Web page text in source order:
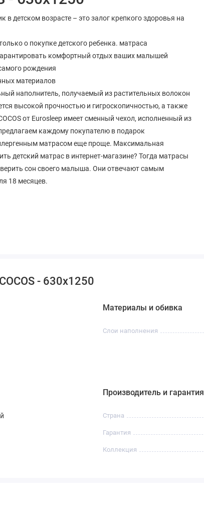
детском возрасте – это залог крепкого здоровья на
о покупке детского ребенка. матраса
комфортный отдых ваших малышей
рождения
материалов
наполнитель, получаемый из растительных волокон
высокой прочностью и гигроскопичностью, а также
от Eurosleep имеет сменный чехол, исполненный из
каждому покупателю в подарок
матрасом еще проще. Максимальная
детский матрас в интернет-магазине? Тогда матрасы
сон своего малыша. Они отвечают самым
18 месяцев.
и комфорт. Все модели сертифицированы и имеют
- 630х1250
Материалы и обивка
Слои наполнения
Производитель и гарантия
Страна
Гарантия
Коллекция